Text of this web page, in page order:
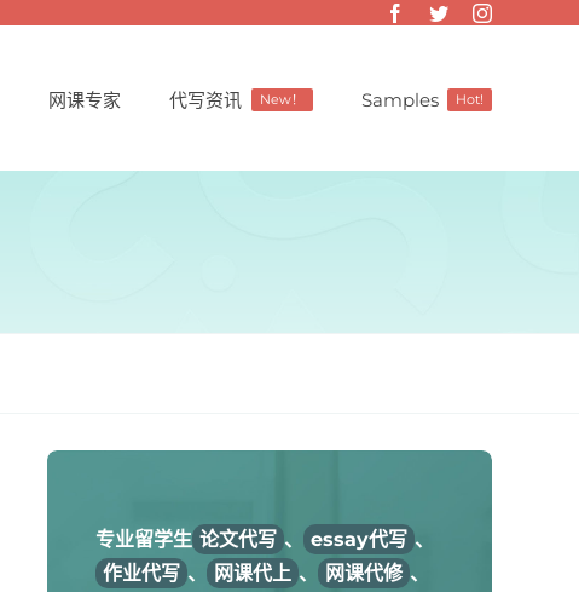
网课专家 代写资讯 New！ Samples Hot!
专业留学生 论文代写 、 essay代写 、
作业代写 、 网课代上 、 网课代修 、